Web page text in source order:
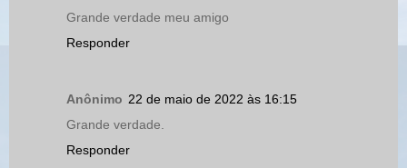
Grande verdade meu amigo
Responder
Anônimo 22 de maio de 2022 às 16:15
Grande verdade.
Responder